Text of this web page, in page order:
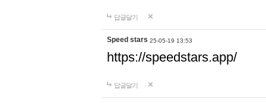
답글달기
Speed stars 25-05-19 13:53
https://speedstars.app/
답글달기